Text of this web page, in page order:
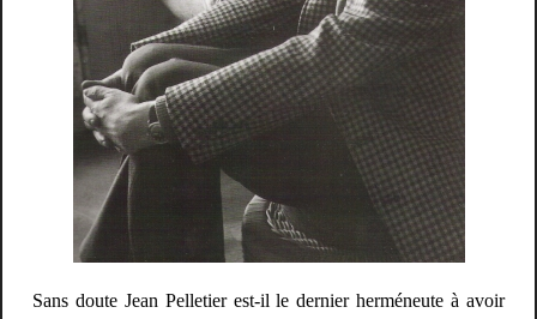
Sans doute Jean Pelletier est-il le dernier herméneute à avoir